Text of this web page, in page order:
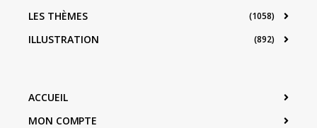
LES THÈMES (1058)
ILLUSTRATION (892)
ACCUEIL
MON COMPTE